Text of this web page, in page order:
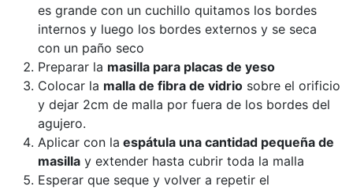
es grande con un cuchillo quitamos los bordes
internos y luego los bordes externos y se seca
con un paño seco
Preparar la masilla para placas de yeso
Colocar la malla de fibra de vidrio sobre el orificio
y dejar 2cm de malla por fuera de los bordes del
agujero.
Aplicar con la espátula una cantidad pequeña de
masilla y extender hasta cubrir toda la malla
Esperar que seque y volver a repetir el